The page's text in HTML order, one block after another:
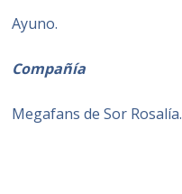
Ayuno.
Compañía
Megafans de Sor Rosalía.